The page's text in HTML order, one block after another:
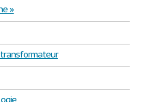
»